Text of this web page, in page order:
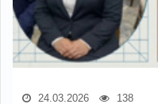
24.03.2026 138